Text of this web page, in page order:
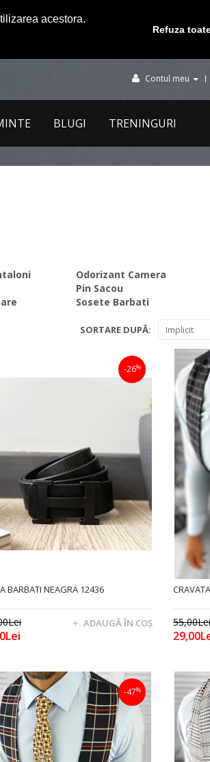
acestora.
Refuza
Contul meu
BLUGI TRENINGURI
Odorizant Camera
Pin Sacou
Sosete Barbati
SORTARE DUPĂ: Implicit
-26%
BARBATI NEAGRA 12436
ADAUGĂ ÎN COŞ
-47%